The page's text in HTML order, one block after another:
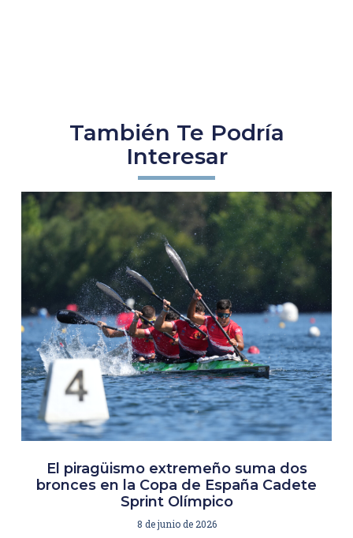
También Te Podría
Interesar
El piragüismo extremeño suma dos
bronces en la Copa de España Cadete
Sprint Olímpico
8 de junio de 2026